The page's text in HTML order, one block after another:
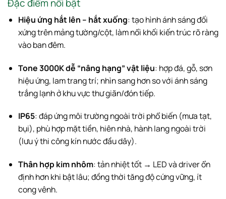
Đặc điểm nổi bật
Hiệu ứng hắt lên – hắt xuống: tạo hình ánh sáng đối
xứng trên mảng tường/cột, làm nổi khối kiến trúc rõ ràng
vào ban đêm.
Tone 3000K dễ “nâng hạng” vật liệu: hợp đá, gỗ, sơn
hiệu ứng, lam trang trí; nhìn sang hơn so với ánh sáng
trắng lạnh ở khu vực thư giãn/đón tiếp.
IP65: đáp ứng môi trường ngoài trời phổ biến (mưa tạt,
bụi), phù hợp mặt tiền, hiên nhà, hành lang ngoài trời
(lưu ý thi công kín nước đầu dây).
Thân hợp kim nhôm: tản nhiệt tốt → LED và driver ổn
định hơn khi bật lâu; đồng thời tăng độ cứng vững, ít
cong vênh.